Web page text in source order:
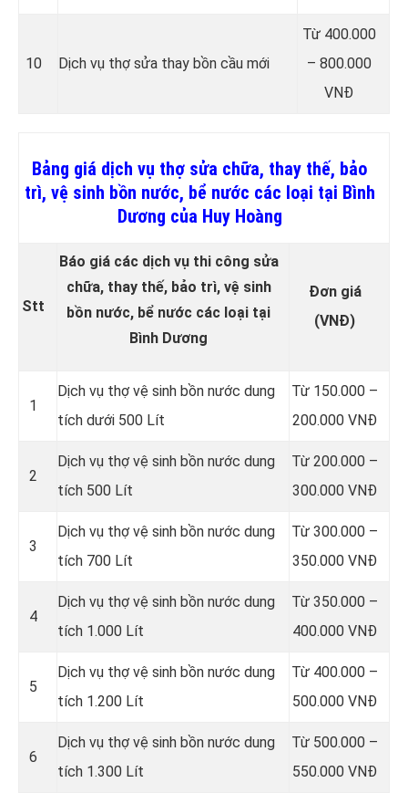
10 Dịch vụ thợ sửa thay bồn cầu mới
Từ 400.000
– 800.000
VNĐ
Bảng giá dịch vụ thợ sửa chữa, thay thế, bảo
trì, vệ sinh bồn nước, bể nước các loại tại Bình
Dương của Huy Hoàng
Stt
Báo giá các dịch vụ thi công sửa
chữa, thay thế, bảo trì, vệ sinh
bồn nước, bể nước các loại tại
Bình Dương
Đơn giá
(VNĐ)
1
Dịch vụ thợ vệ sinh bồn nước dung
tích dưới 500 Lít
Từ 150.000 –
200.000 VNĐ
2
Dịch vụ thợ vệ sinh bồn nước dung
tích 500 Lít
Từ 200.000 –
300.000 VNĐ
3
Dịch vụ thợ vệ sinh bồn nước dung
tích 700 Lít
Từ 300.000 –
350.000 VNĐ
4
Dịch vụ thợ vệ sinh bồn nước dung
tích 1.000 Lít
Từ 350.000 –
400.000 VNĐ
5
Dịch vụ thợ vệ sinh bồn nước dung
tích 1.200 Lít
Từ 400.000 –
500.000 VNĐ
6
Dịch vụ thợ vệ sinh bồn nước dung
tích 1.300 Lít
Từ 500.000 –
550.000 VNĐ